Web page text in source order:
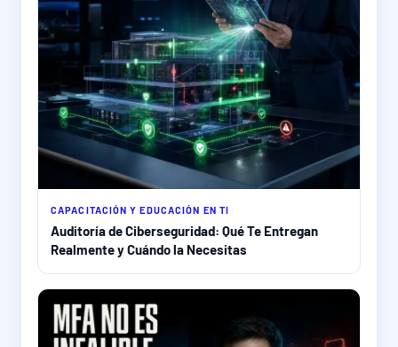
CAPACITACIÓN Y EDUCACIÓN EN TI
Auditoría de Ciberseguridad: Qué Te Entregan
Realmente y Cuándo la Necesitas